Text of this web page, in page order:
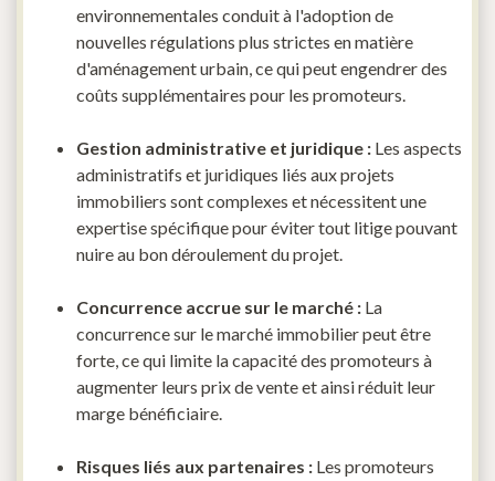
environnementales conduit à l'adoption de
nouvelles régulations plus strictes en matière
d'aménagement urbain, ce qui peut engendrer des
coûts supplémentaires pour les promoteurs.
Gestion administrative et juridique : Les aspects
administratifs et juridiques liés aux projets
immobiliers sont complexes et nécessitent une
expertise spécifique pour éviter tout litige pouvant
nuire au bon déroulement du projet.
Concurrence accrue sur le marché : La
concurrence sur le marché immobilier peut être
forte, ce qui limite la capacité des promoteurs à
augmenter leurs prix de vente et ainsi réduit leur
marge bénéficiaire.
Risques liés aux partenaires : Les promoteurs